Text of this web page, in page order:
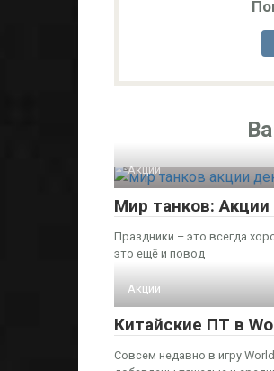
Акции
Мир танков:
Праздники – это всегда
это ещё и повод
Акции
Китайские ПТ в
Совсем недавно в игру